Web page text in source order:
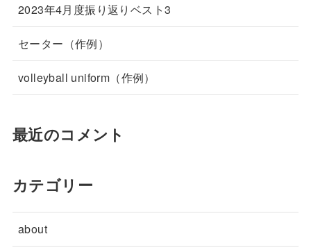
2023年4月度振り返りベスト3
セーター（作例）
volleyball uniform（作例）
最近のコメント
カテゴリー
about